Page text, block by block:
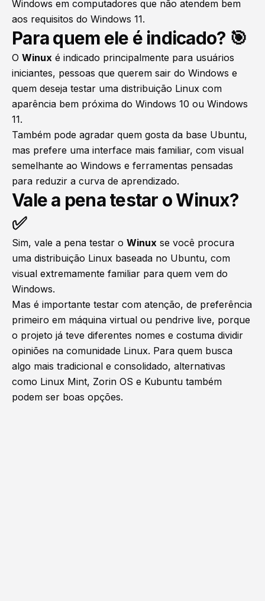
Windows em computadores que não atendem bem
aos requisitos do Windows 11.
Para quem ele é indicado? 🎯
O Winux é indicado principalmente para usuários
iniciantes, pessoas que querem sair do Windows e
quem deseja testar uma distribuição Linux com
aparência bem próxima do Windows 10 ou Windows
11.
Também pode agradar quem gosta da base Ubuntu,
mas prefere uma interface mais familiar, com visual
semelhante ao Windows e ferramentas pensadas
para reduzir a curva de aprendizado.
Vale a pena testar o Winux?
✅
Sim, vale a pena testar o Winux se você procura
uma distribuição Linux baseada no Ubuntu, com
visual extremamente familiar para quem vem do
Windows.
Mas é importante testar com atenção, de preferência
primeiro em máquina virtual ou pendrive live, porque
o projeto já teve diferentes nomes e costuma dividir
opiniões na comunidade Linux. Para quem busca
algo mais tradicional e consolidado, alternativas
como Linux Mint, Zorin OS e Kubuntu também
podem ser boas opções.